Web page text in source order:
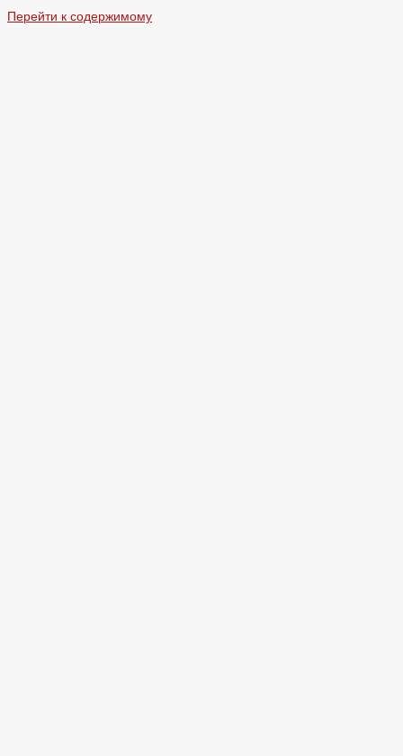
Перейти к содержимому